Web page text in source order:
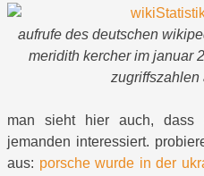
aufrufe des deutschen
meridith kercher im januar
zugriffszahlen
man sieht hier auch, dass
jemanden interessiert.
aus: porsche wurde in der